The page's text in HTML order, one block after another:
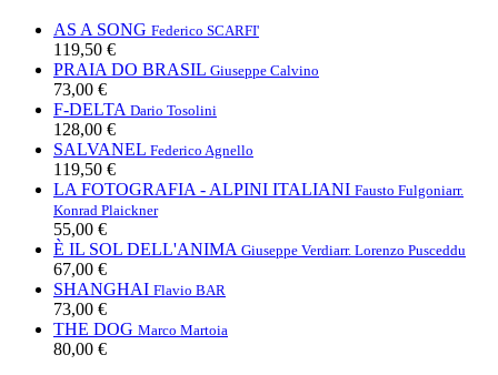
AS A SONG Federico SCARFI'
119,50 €
PRAIA DO BRASIL Giuseppe Calvino
73,00 €
F-DELTA Dario Tosolini
128,00 €
SALVANEL Federico Agnello
119,50 €
LA FOTOGRAFIA - ALPINI ITALIANI Fausto Fulgoniarr.
Konrad Plaickner
55,00 €
È IL SOL DELL'ANIMA Giuseppe Verdiarr. Lorenzo Pusceddu
67,00 €
SHANGHAI Flavio BAR
73,00 €
THE DOG Marco Martoia
80,00 €